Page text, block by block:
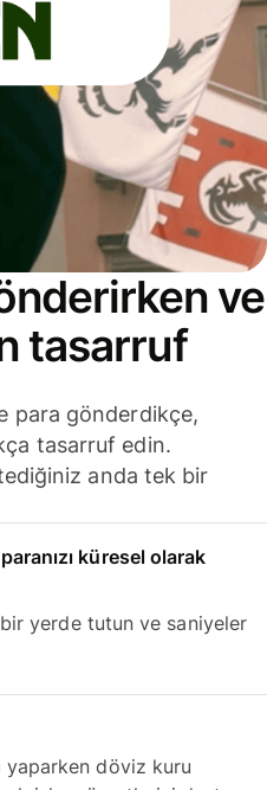
ve
tasarruf
para gönderdikçe,
tasarruf edin.
anda tek bir
küresel olarak
yerde tutun ve saniyeler
yaparken döviz kuru